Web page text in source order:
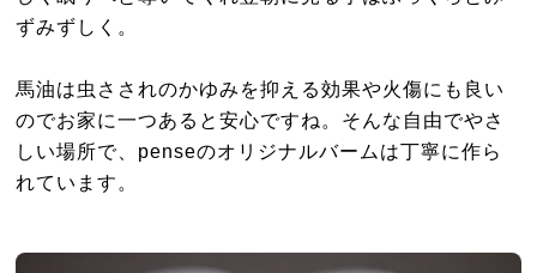
ずみずしく。
馬油は虫さされのかゆみを抑える効果や火傷にも良い
のでお家に一つあると安心ですね。そんな自由でやさ
しい場所で、penseのオリジナルバームは丁寧に作ら
れています。